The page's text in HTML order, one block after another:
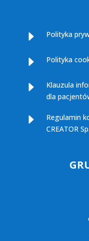
E Polityka
E Polityka
E
Klauzula
dla
E
Regulamin
CREATOR